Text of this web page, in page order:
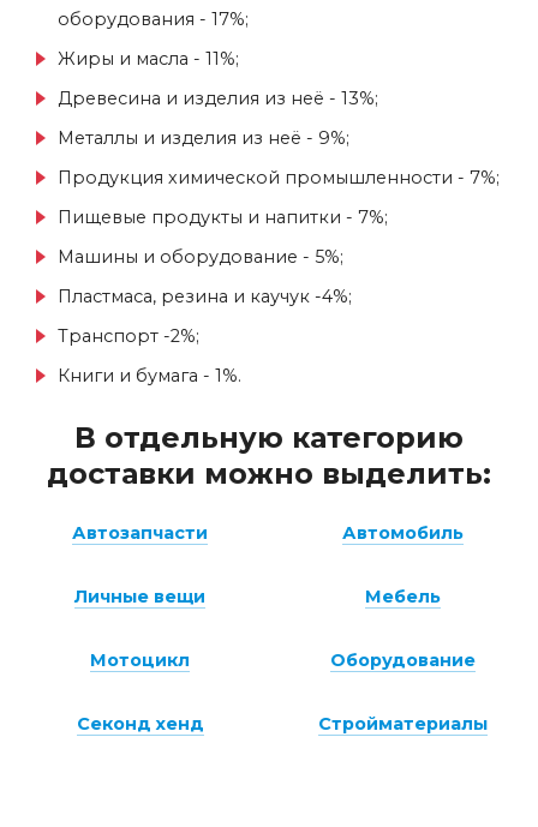
оборудования - 17%;
Жиры и масла - 11%;
Древесина и изделия из неё - 13%;
Металлы и изделия из неё - 9%;
Продукция химической промышленности - 7%;
Пищевые продукты и напитки - 7%;
Машины и оборудование - 5%;
Пластмаса, резина и каучук -4%;
Транспорт -2%;
Книги и бумага - 1%.
В отдельную категорию
доставки можно выделить:
Автозапчасти Автомобиль
Личные вещи Мебель
Мотоцикл Оборудование
Секонд хенд Стройматериалы